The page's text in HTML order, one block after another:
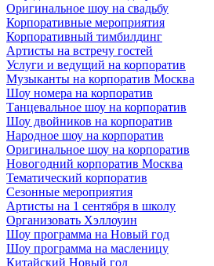
Оригинальное шоу на свадьбу
Корпоративные мероприятия
Корпоративный тимбилдинг
Артисты на встречу гостей
Услуги и ведущий на корпоратив
Музыканты на корпоратив Москва
Шоу номера на корпоратив
Танцевальное шоу на корпоратив
Шоу двойников на корпоратив
Народное шоу на корпоратив
Оригинальное шоу на корпоратив
Новогодний корпоратив Москва
Тематический корпоратив
Сезонные мероприятия
Артисты на 1 сентября в школу
Организовать Хэллоуин
Шоу программа на Новый год
Шоу программа на масленицу
Китайский Новый год